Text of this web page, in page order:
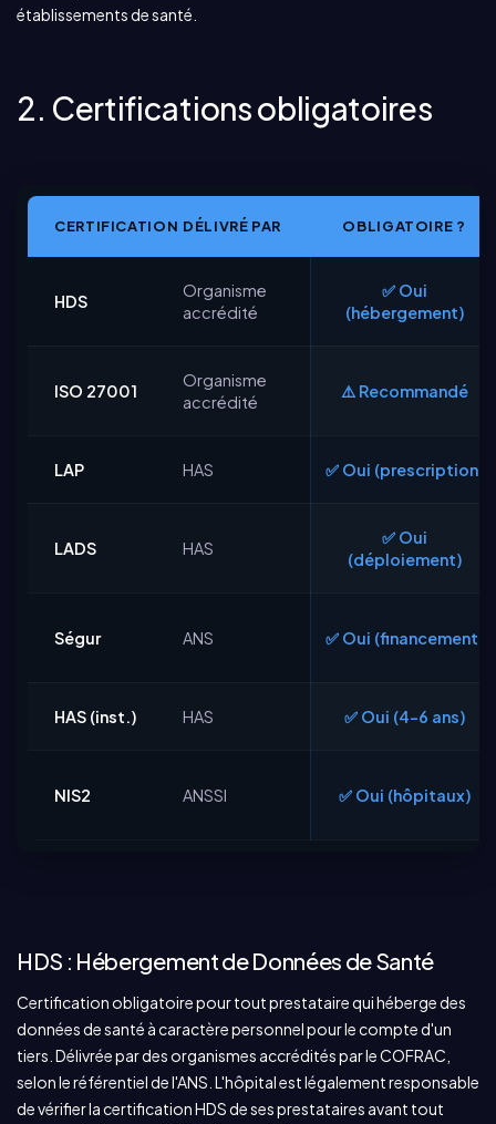
établissements de santé.
2. Certifications obligatoires
CERTIFICATION DÉLIVRÉ PAR OBLIGATOIRE ?
HDS
Organisme
accrédité
✅ Oui
(hébergement)
ISO 27001
Organisme
accrédité
⚠️ Recommandé
LAP HAS ✅ Oui (prescription)
LADS HAS
✅ Oui
(déploiement)
Ségur ANS ✅ Oui (financement)
HAS (inst.) HAS ✅ Oui (4-6 ans)
NIS2 ANSSI ✅ Oui (hôpitaux)
HDS : Hébergement de Données de Santé
Certification obligatoire pour tout prestataire qui héberge des
données de santé à caractère personnel pour le compte d'un
tiers. Délivrée par des organismes accrédités par le COFRAC,
selon le référentiel de l'ANS. L'hôpital est légalement responsable
de vérifier la certification HDS de ses prestataires avant tout